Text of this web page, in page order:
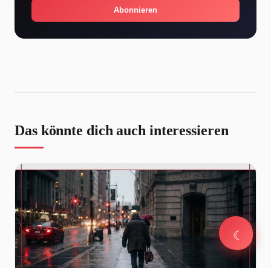
Abonnieren
Das könnte dich auch interessieren
☾
☾